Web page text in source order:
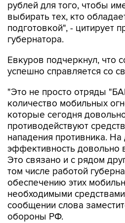
рублей для того, чтобы
выбирать тех, кто
подготовкой", - цитирует
губернатора.
Евкуров подчеркнул, что
успешно справляется со
"Это не просто отряды
количество мобильных
которые сегодня
противодействуют
нападения противника. На
эффективность довольно
Это связано и с рядом
том числе работой
обеспечению этих
необходимыми
сообщении слова
обороны РФ.